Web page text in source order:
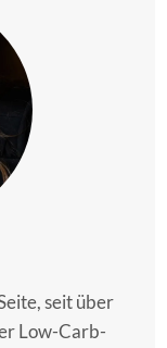
seit über
Low-Carb-